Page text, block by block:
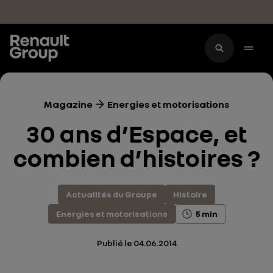
Magazine Energies et motorisations
30 ans d’Espace, et
combien d’histoires ?
Actualités du Groupe
Histoire
Energies et motorisations
5 min
Publié le 04.06.2014